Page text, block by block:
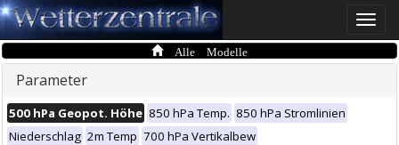
Toggle
Alle Modelle
Parameter
500 hPa Geopot. Höhe 850 hPa Temp. 850 hPa Stromlinien
Niederschlag 2m Temp 700 hPa Vertikalbew